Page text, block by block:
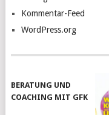
Kommentar-Feed
WordPress.org
BERATUNG UND
COACHING MIT GFK